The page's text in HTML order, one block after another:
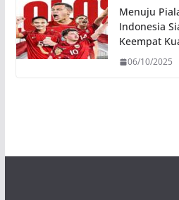
Menuju
Indonesia
Keempat
06/10/2025